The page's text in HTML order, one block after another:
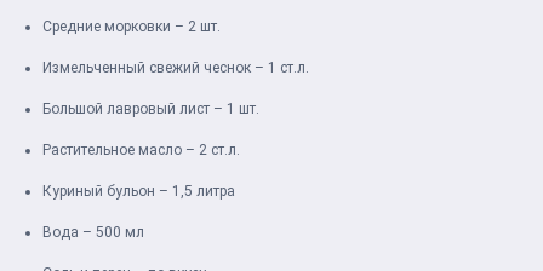
Средние морковки – 2 шт.
Измельченный свежий чеснок – 1 ст.л.
Большой лавровый лист – 1 шт.
Растительное масло – 2 ст.л.
Куриный бульон – 1,5 литра
Вода – 500 мл